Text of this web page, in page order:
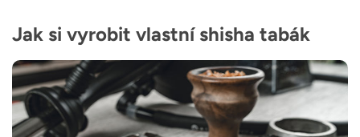
Jak si vyrobit vlastní shisha tabák